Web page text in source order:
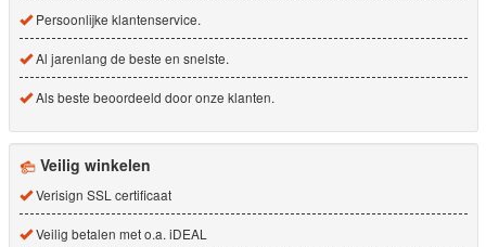
Persoonlijke klantenservice.
Al jarenlang de beste en snelste.
Als beste beoordeeld door onze klanten.
Veilig winkelen
Verisign SSL certificaat
Veilig betalen met o.a. iDEAL